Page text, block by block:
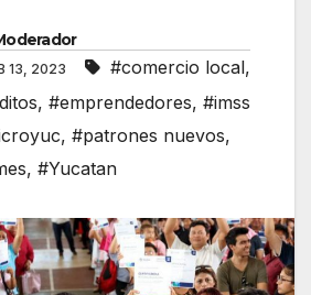
13, 2023 #comercio local,
, #emprendedores, #imss
, #patrones nuevos,
, #Yucatan